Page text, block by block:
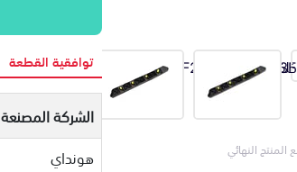
النهائي
توافقية القطعة
الشركة المصنعة
هونداي